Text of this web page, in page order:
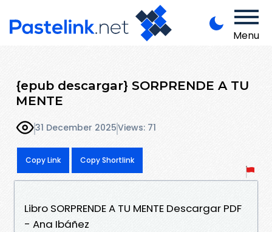
Menu
{epub descargar} SORPRENDE A TU
MENTE
31 December 2025Views: 71
Copy Link Copy Shortlink
Libro SORPRENDE A TU MENTE Descargar PDF
- Ana Ibáñez